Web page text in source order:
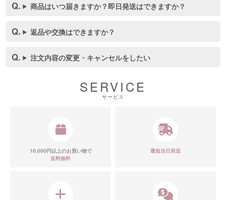
商品はいつ届きますか？即日発送はできますか？
返品や交換はできますか？
注文内容の変更・キャンセルをしたい
SERVICE
サービス
10,000円以上のお買い物で
送料無料
最短当日発送